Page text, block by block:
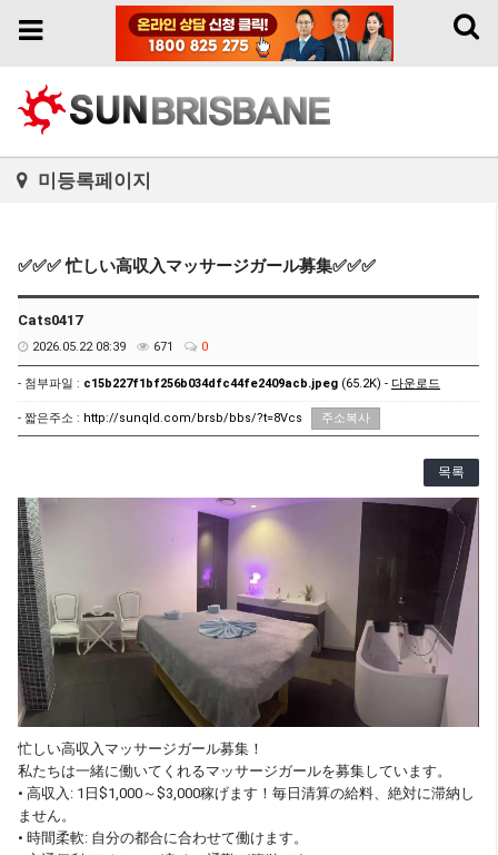
Toggle
Toggle
미등록페이지
✅✅✅ 忙しい高収入マッサージガール募集✅✅✅
Cats0417
2026.05.22 08:39 671 0
- 첨부파일 : c15b227f1bf256b034dfc44fe2409acb.jpeg (65.2K) - 다운로드
- 짧은주소 : http://sunqld.com/brsb/bbs/?t=8Vcs 주소복사
목록
忙しい高収入マッサージガール募集！
私たちは一緒に働いてくれるマッサージガールを募集しています。
• 高収入: 1日$1,000～$3,000稼げます！毎日清算の給料、絶対に滞納し
ません。
• 時間柔軟: 自分の都合に合わせて働けます。